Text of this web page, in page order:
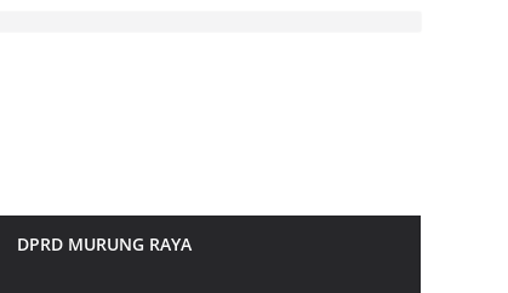
DPRD MURUNG RAYA